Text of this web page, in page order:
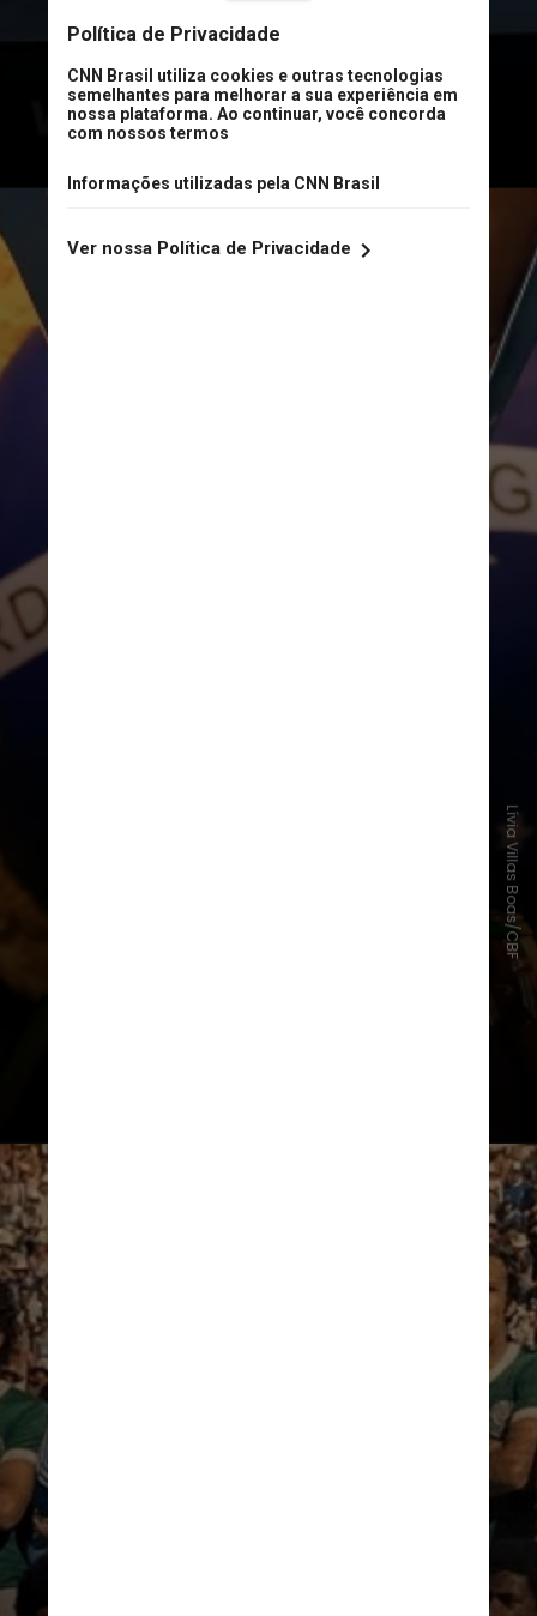
Lívia Villas Boas/CBF